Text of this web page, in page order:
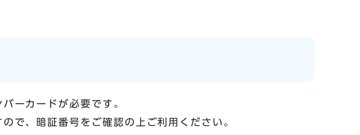
ーカードが必要です。
で、暗証番号をご確認の上ご利用ください。